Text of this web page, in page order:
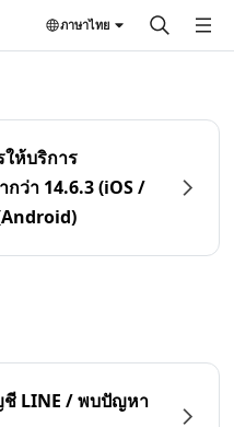
ภาษาไทย
ห้บริการ
ว่า 14.6.3 (iOS /
ชี LINE / พบปัญหา